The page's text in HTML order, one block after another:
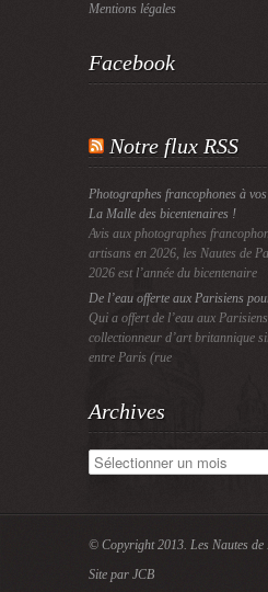
Mentions légales
Facebook
Notre flux RSS
Photographes francophones à
La Malle des bicentenaires !
Avis aux photographes
artisans en 2026, les Nautes de
2026 est l’année du bicentenaire
De l’eau offerte aux Parisiens
Qui a offert de l’eau aux
collectionneur d’art britannique
entre Paris (rue
Archives
Archives
© Copyright 2013. Les Nautes
Site par JCB